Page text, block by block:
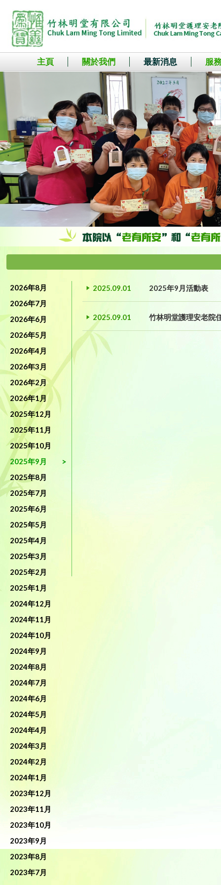
主頁 關於我們 最新消息 服
2026年8月
2026年7月
2026年6月
2026年5月
2026年4月
2026年3月
2026年2月
2026年1月
2025年12月
2025年11月
2025年10月
2025年9月
2025年8月
2025年7月
2025年6月
2025年5月
2025年4月
2025年3月
2025年2月
2025年1月
2024年12月
2024年11月
2024年10月
2024年9月
2024年8月
2024年7月
2024年6月
2024年5月
2024年4月
2024年3月
2024年2月
2024年1月
2023年12月
2023年11月
2023年10月
2023年9月
2023年8月
2023年7月
2025.09.01 2025年9月活動表
2025.09.01 竹林明堂護理安老院